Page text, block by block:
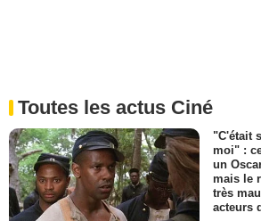
Toutes les actus Ciné
"C'était
moi" :
un
mais le
très
acteurs